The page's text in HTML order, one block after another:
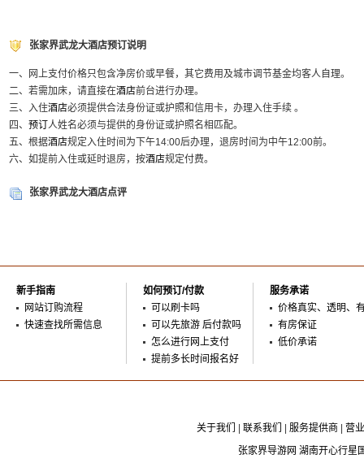
张家界武龙大酒店预订说明
一、网上支付价格只包含净房价或早餐，其它费用及城市调节基金均客人自理。
二、若需加床，请直接在酒店前台进行办理。
三、入住酒店必须提供合法身份证或护照和信用卡，办理入住手续 。
四、 预订 人姓名必须与提供的身份证或护照名相匹配。
五、根据酒店规定入住时间为下午14:00后办理，退房时间为中午12:00前。
六、如提前入住或延时退房，按酒店规定付费。
张家界武龙大酒店点评
新手指南
网站订购流程
快速查找所需信息
如何预订/付款
可以刷卡吗
可以先旅游 后付款吗
怎么进行网上支付
提前多长时间报名好
服务承诺
价格真实、透明、
有房保证
低价承诺
关于我们 联系我们 服务提供商
营
张家界导游网 湖南开心行星